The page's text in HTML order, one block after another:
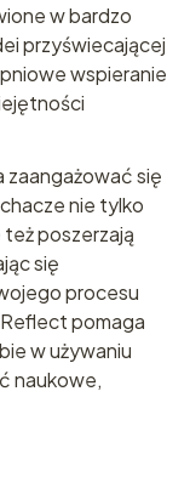
w bardzo
przyświecającej
wspieranie
zaangażować się
nie tylko
poszerzają
się
procesu
pomaga
w używaniu
naukowe,